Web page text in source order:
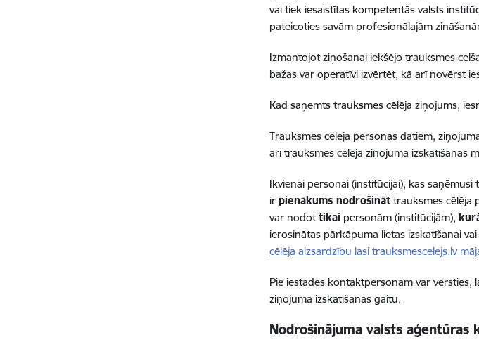
vai tiek iesaistītas kompetentās valsts
pateicoties savām profesionālajām
Izmantojot ziņošanai iekšējo trauksmes
bažas var operatīvi izvērtēt, kā arī novērst
Kad saņemts trauksmes cēlēja ziņojums,
Trauksmes cēlēja personas datiem,
arī trauksmes cēlēja ziņojuma izskatīšanas
Ikvienai personai (institūcijai), kas
irpienākums nodrošināt trauksmes cēlēja
var nodottikai personām (institūcijām),
ierosinātas pārkāpuma lietas izskatīšanai
cēlēja aizsardzību lasi trauksmescelejs.lv
Pie iestādes kontaktpersonām var
ziņojuma izskatīšanas gaitu.
Nodrošinājuma valsts aģentūras